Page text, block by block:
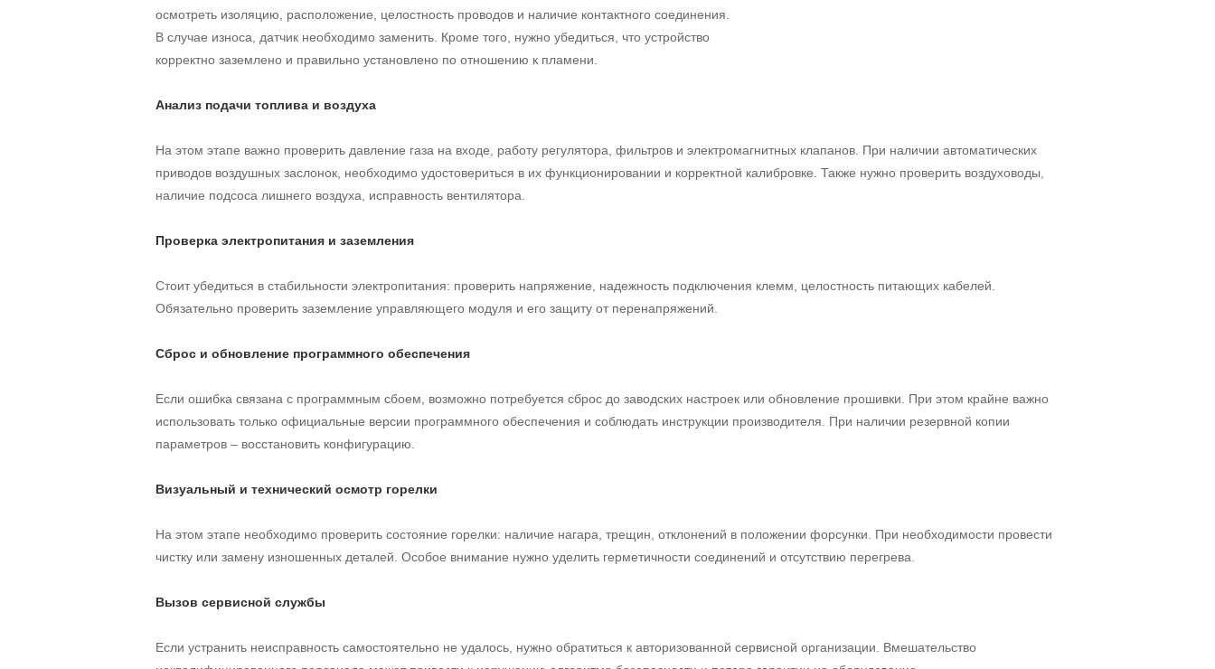
осмотреть изоляцию, расположение, целостность проводов и наличие контактного соединения.
В случае износа, датчик необходимо заменить. Кроме того, нужно убедиться, что устройство
корректно заземлено и правильно установлено по отношению к пламени.
Анализ подачи топлива и воздуха
На этом этапе важно проверить давление газа на входе, работу регулятора, фильтров и электромагнитных клапанов. При наличии автоматических
приводов воздушных заслонок, необходимо удостовериться в их функционировании и корректной калибровке. Также нужно проверить воздуховоды,
наличие подсоса лишнего воздуха, исправность вентилятора.
Проверка электропитания и заземления
Стоит убедиться в стабильности электропитания: проверить напряжение, надежность подключения клемм, целостность питающих кабелей.
Обязательно проверить заземление управляющего модуля и его защиту от перенапряжений.
Сброс и обновление программного обеспечения
Если ошибка связана с программным сбоем, возможно потребуется сброс до заводских настроек или обновление прошивки. При этом крайне важно
использовать только официальные версии программного обеспечения и соблюдать инструкции производителя. При наличии резервной копии
параметров – восстановить конфигурацию.
Визуальный и технический осмотр горелки
На этом этапе необходимо проверить состояние горелки: наличие нагара, трещин, отклонений в положении форсунки. При необходимости провести
чистку или замену изношенных деталей. Особое внимание нужно уделить герметичности соединений и отсутствию перегрева.
Вызов сервисной службы
Если устранить неисправность самостоятельно не удалось, нужно обратиться к авторизованной сервисной организации. Вмешательство